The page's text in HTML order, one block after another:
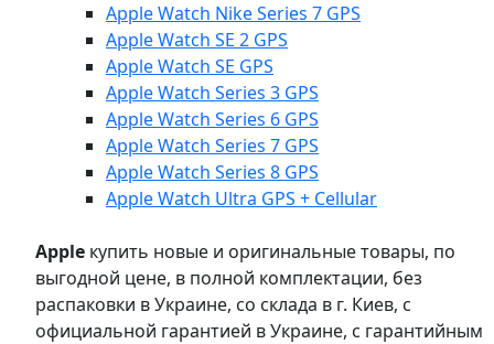
Apple Watch Nike Series 7 GPS
Apple Watch SE 2 GPS
Apple Watch SE GPS
Apple Watch Series 3 GPS
Apple Watch Series 6 GPS
Apple Watch Series 7 GPS
Apple Watch Series 8 GPS
Apple Watch Ultra GPS + Cellular
Apple купить новые и оригинальные товары, по
выгодной цене, в полной комплектации, без
распаковки в Украине, со склада в г. Киев, с
официальной гарантией в Украине, с гарантийным